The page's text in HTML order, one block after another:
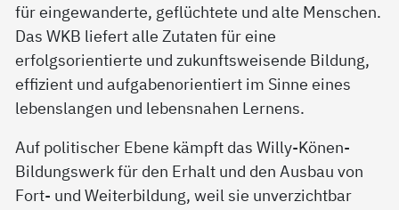
für eingewanderte, geflüchtete und alte Menschen.
Das WKB liefert alle Zutaten für eine
erfolgsorientierte und zukunftsweisende Bildung,
effizient und aufgabenorientiert im Sinne eines
lebenslangen und lebensnahen Lernens.
Auf politischer Ebene kämpft das Willy-Könen-
Bildungswerk für den Erhalt und den Ausbau von
Fort- und Weiterbildung, weil sie unverzichtbar